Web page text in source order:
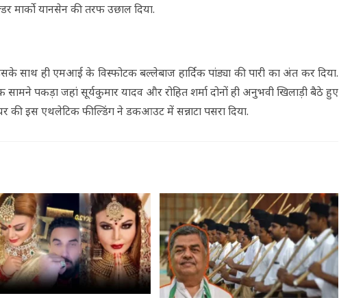
मार्को यानसेन की तरफ उछाल दिया.
साथ ही एमआई के विस्फोटक बल्लेबाज हार्दिक पांड्या की पारी का अंत कर दिया.
पकड़ा जहां सूर्यकुमार यादव और रोहित शर्मा दोनों ही अनुभवी खिलाड़ी बैठे हुए
की इस एथलेटिक फील्डिंग ने डकआउट में सन्नाटा पसरा दिया.